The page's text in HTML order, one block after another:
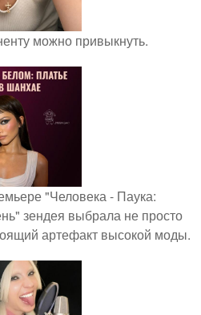
можно привыкнуть.
"Человека - Паука:
зендея выбрала не просто
артефакт высокой моды.